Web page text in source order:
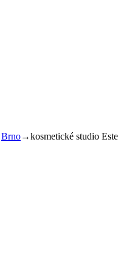
Brno→kosmetické studio